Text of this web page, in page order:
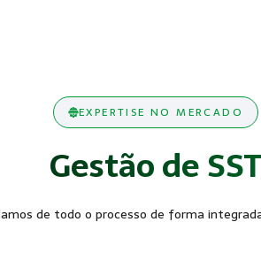
EXPERTISE NO MERCADO
Gestão de SST
de todo o processo de forma